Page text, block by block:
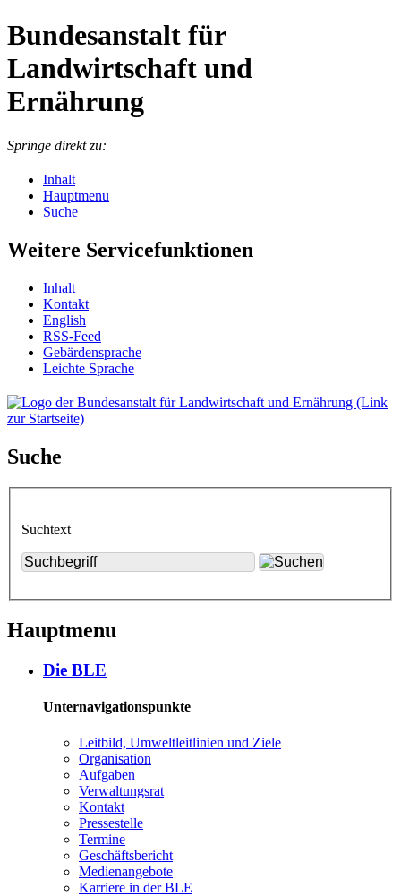
Bundesanstalt für
Landwirtschaft und
Ernährung
Springe direkt zu:
Inhalt
Hauptmenu
Suche
Weitere Servicefunktionen
In­halt
Kon­takt
English
RSS-Feed
Ge­bär­den­spra­che
Leich­te Spra­che
Suche
Suchtext
Hauptmenu
Die BLE
Unternavigationspunkte
Leit­bild, Um­welt­leit­li­ni­en und Zie­le
Or­ga­ni­sa­ti­on
Auf­ga­ben
Ver­wal­tungs­rat
Kon­takt
Pres­se­stel­le
Ter­mi­ne
Ge­schäfts­be­richt
Me­di­en­an­ge­bo­te
Kar­rie­re in der BLE